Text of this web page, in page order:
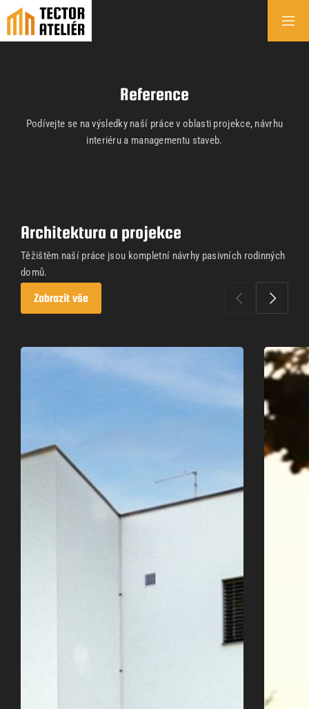
Reference
Podívejte se na výsledky naší práce v oblasti projekce, návrhu
interiéru a managementu staveb.
Architektura a projekce
Těžištěm naší práce jsou kompletní návrhy pasivních rodinných
domů.
Zobrazit vše